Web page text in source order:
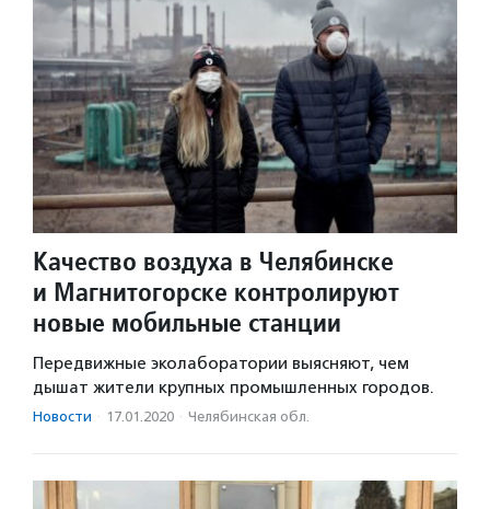
Качество воздуха в Челябинске
и Магнитогорске контролируют
новые мобильные станции
Передвижные эколаборатории выясняют, чем
дышат жители крупных промышленных городов.
Новости · 17.01.2020 · Челябинская обл.